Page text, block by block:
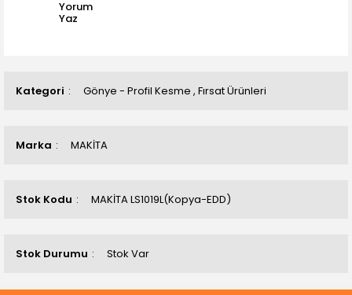
Kategori Gönye - Profil Kesme , Fırsat Ürünleri
Marka MAKİTA
Stok Kodu MAKİTA LS1019L(Kopya-EDD)
Stok Durumu Stok Var
Yorum
Yaz